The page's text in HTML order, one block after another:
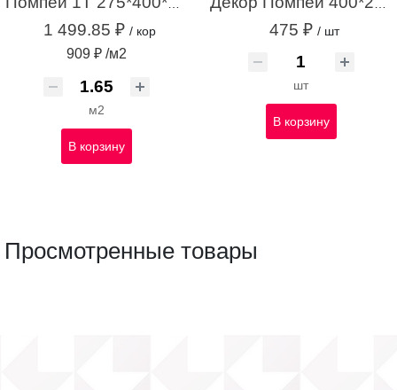
1 499.85 ₽ / кор
909 ₽ /м2
м2
В корзину
475 ₽ / шт
шт
В корзину
Просмотренные товары